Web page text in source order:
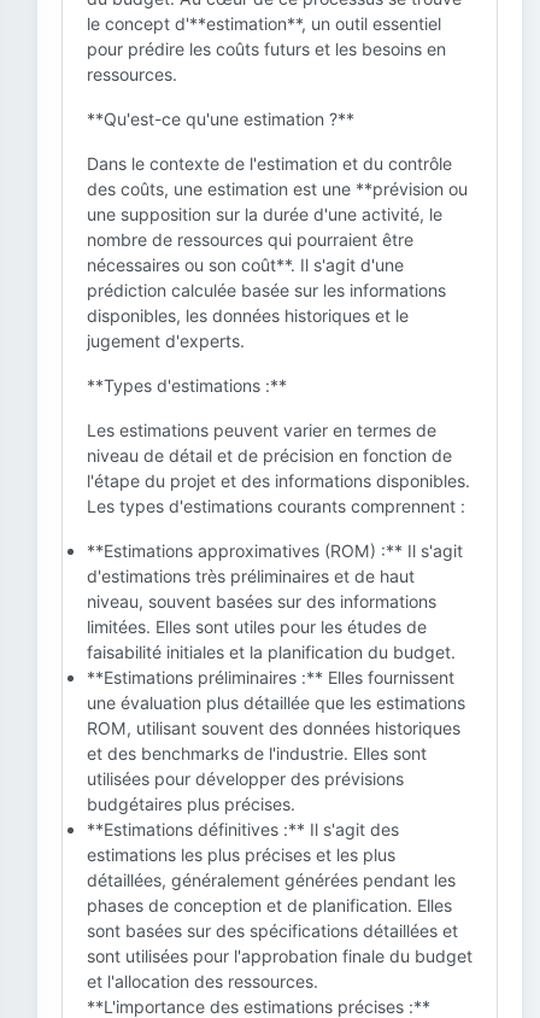
le concept d'**estimation**, un outil essentiel
pour prédire les coûts futurs et les besoins en
ressources.
**Qu'est-ce qu'une estimation ?**
Dans le contexte de l'estimation et du contrôle
des coûts, une estimation est une **prévision ou
une supposition sur la durée d'une activité, le
nombre de ressources qui pourraient être
nécessaires ou son coût**. Il s'agit d'une
prédiction calculée basée sur les informations
disponibles, les données historiques et le
jugement d'experts.
**Types d'estimations :**
Les estimations peuvent varier en termes de
niveau de détail et de précision en fonction de
l'étape du projet et des informations disponibles.
Les types d'estimations courants comprennent :
**Estimations approximatives (ROM) :** Il s'agit
d'estimations très préliminaires et de haut
niveau, souvent basées sur des informations
limitées. Elles sont utiles pour les études de
faisabilité initiales et la planification du budget.
**Estimations préliminaires :** Elles fournissent
une évaluation plus détaillée que les estimations
ROM, utilisant souvent des données historiques
et des benchmarks de l'industrie. Elles sont
utilisées pour développer des prévisions
budgétaires plus précises.
**Estimations définitives :** Il s'agit des
estimations les plus précises et les plus
détaillées, généralement générées pendant les
phases de conception et de planification. Elles
sont basées sur des spécifications détaillées et
sont utilisées pour l'approbation finale du budget
et l'allocation des ressources.
**L'importance des estimations précises :**